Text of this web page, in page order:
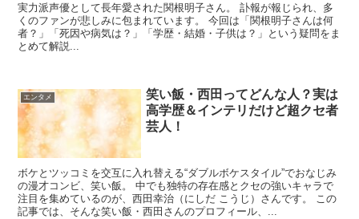
実力派声優として長年愛された関根明子さん。 訃報が報じられ、多
くのファンが悲しみに包まれています。 今回は「関根明子さんは何
者？」「死因や病気は？」「学歴・結婚・子供は？」という疑問をま
とめて解説...
エンタメ
笑い飯・西田ってどんな人？実は
高学歴＆インテリだけど超クセ者
芸人！
ボケとツッコミを交互に入れ替える“ダブルボケスタイル”でおなじみ
の漫才コンビ、笑い飯。 中でも独特の存在感とクセの強いキャラで
注目を集めているのが、西田幸治（にしだ こうじ）さんです。 この
記事では、そんな笑い飯・西田さんのプロフィール、...